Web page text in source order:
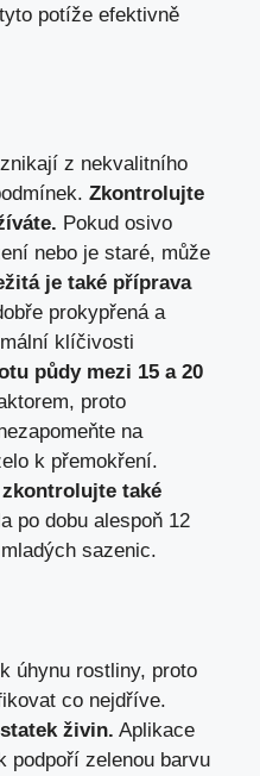
potíže efektivně
z nekvalitního
Zkontrolujte
Pokud osivo
nebo je staré, může
je také příprava
prokypřená a
klíčivosti
půdy mezi 15 a 20
proto
na
k přemokření.
zkontrolujte také
po dobu alespoň 12
sazenic.
úhynu rostliny, proto
co nejdříve.
živin. Aplikace
podpoří zelenou barvu